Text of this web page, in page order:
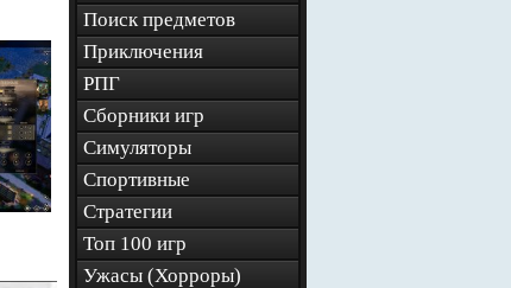
Поиск предметов
Приключения
РПГ
Сборники игр
Симуляторы
Спортивные
Стратегии
Топ 100 игр
Ужасы (Хорроры)